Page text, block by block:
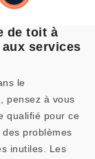
de toit à
services
le
pensez à vous
qualifié pour ce
problèmes
inutiles. Les